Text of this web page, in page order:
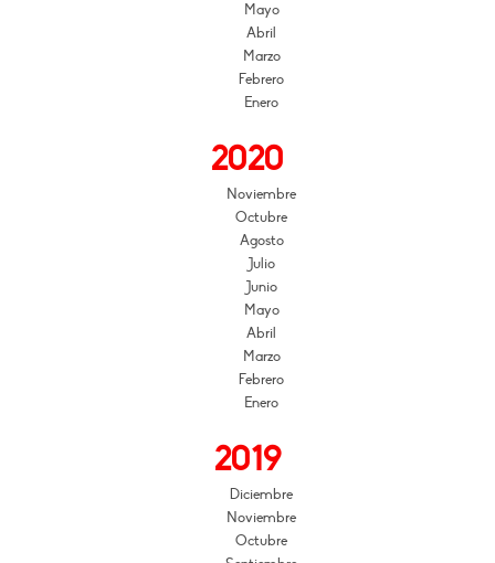
Mayo
Abril
Marzo
Febrero
Enero
2020
Noviembre
Octubre
Agosto
Julio
Junio
Mayo
Abril
Marzo
Febrero
Enero
2019
Diciembre
Noviembre
Octubre